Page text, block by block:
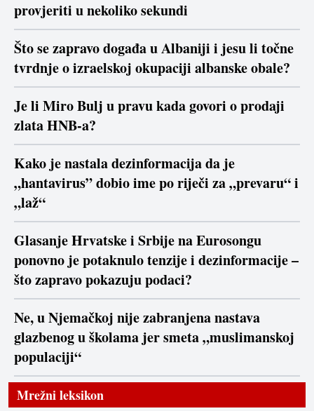
provjeriti u nekoliko sekundi
Što se zapravo događa u Albaniji i jesu li točne
tvrdnje o izraelskoj okupaciji albanske obale?
Je li Miro Bulj u pravu kada govori o prodaji
zlata HNB-a?
Kako je nastala dezinformacija da je
„hantavirus” dobio ime po riječi za „prevaru“ i
„laž“
Glasanje Hrvatske i Srbije na Eurosongu
ponovno je potaknulo tenzije i dezinformacije –
što zapravo pokazuju podaci?
Ne, u Njemačkoj nije zabranjena nastava
glazbenog u školama jer smeta „muslimanskoj
populaciji“
Mrežni leksikon